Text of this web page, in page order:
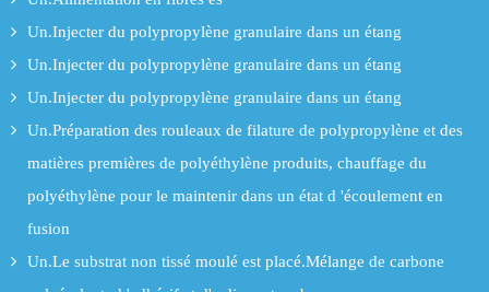
Un.Injecter du polypropylène granulaire dans un étang
Un.Injecter du polypropylène granulaire dans un étang
Un.Injecter du polypropylène granulaire dans un étang
Un.Préparation des rouleaux de filature de polypropylène et des
matières premières de polyéthylène produits, chauffage du
polyéthylène pour le maintenir dans un état d 'écoulement en
fusion
Un.Le substrat non tissé moulé est placé.Mélange de carbone